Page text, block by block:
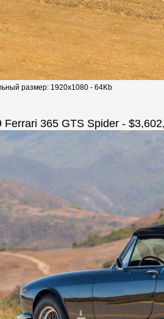
размер: 1920x1080 - 64Kb
Ferrari 365 GTS Spider -